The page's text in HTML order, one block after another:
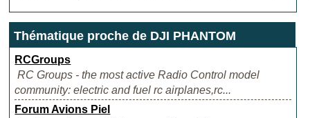
Thématique proche de DJI PHANTOM
RCGroups
RC Groups - the most active Radio Control model
community: electric and fuel rc airplanes,rc...
Forum Avions Piel